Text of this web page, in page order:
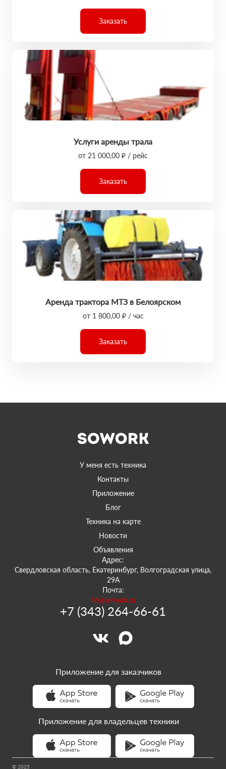
Заказать
Услуги аренды трала
от 21 000,00 ₽ / рейс
Заказать
Аренда трактора МТЗ в Белоярском
от 1 800,00 ₽ / час
Заказать
У меня есть техника
Контакты
Приложение
Блог
Техника на карте
Новости
Объявления
Адрес:
Свердловская область, Екатеринбург, Волгоградская улица,
29А
Почта:
66@sowork.ru
+7 (343) 264-66-61
© 2025
Приложение для заказчиков
Приложение для владельцев техники